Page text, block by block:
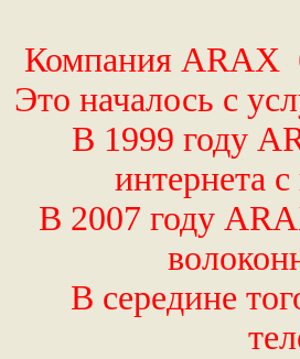
Компания ARAX
Это началось с
В 1999 году
интернета
В 2007 году
В середине